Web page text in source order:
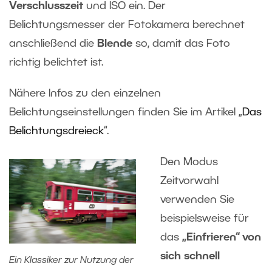
Verschlusszeit und ISO ein. Der
Belichtungsmesser der Fotokamera berechnet
anschließend die Blende so, damit das Foto
richtig belichtet ist.
Nähere Infos zu den einzelnen
Belichtungseinstellungen finden Sie im Artikel „Das
Belichtungsdreieck“.
Ein Klassiker zur Nutzung der
Den Modus
Zeitvorwahl
verwenden Sie
beispielsweise für
das „Einfrieren“ von
sich schnell